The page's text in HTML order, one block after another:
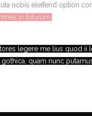
nobis eleifend option
in futurum.
legere me lius quod ii
quam nunc